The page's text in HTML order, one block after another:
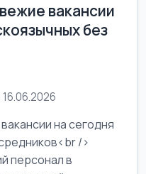
вакансии
без
на сегодня
/>
персонал в